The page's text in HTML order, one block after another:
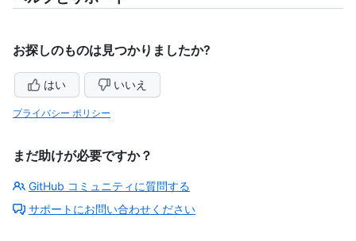
お探しのものは見つかりましたか?
はい いいえ
プライバシー ポリシー
まだ助けが必要ですか？
GitHub コミュニティに質問する
サポートにお問い合わせください